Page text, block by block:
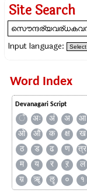
Site Search
Input language:
Word Index
Devanagari Script
ँ अः अं अ आ
ओ
औ क क्ष ख
ठ
ड ढ ण त्र
म
य र ऱ ल
य़
ॠ ॡ ० १